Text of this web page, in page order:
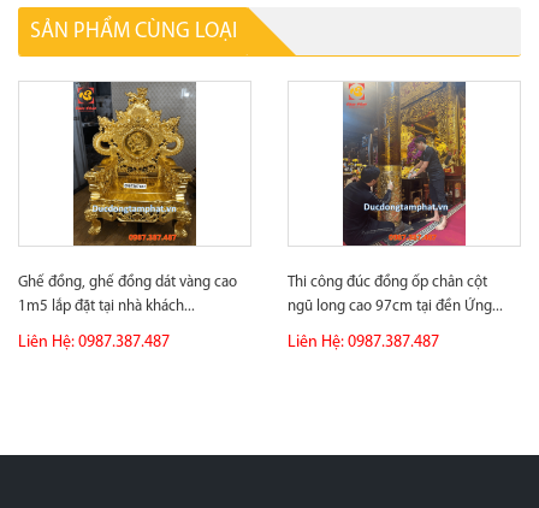
SẢN PHẨM CÙNG LOẠI
Ghế đồng, ghế đồng dát vàng cao
1m5 lắp đặt tại nhà khách...
Liên Hệ: 0987.387.487
Thi công đúc đồng ốp chân cột
ngũ long cao 97cm tại đền Ứng...
Liên Hệ: 0987.387.487